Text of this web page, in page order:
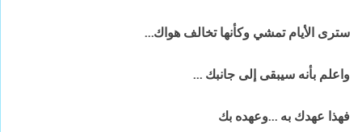
سترى الأيام تمشي وكأنها تخالف هواك…
واعلم بأنه سيبقى إلى جانبك …
فهذا عهدك به …وعهده بك